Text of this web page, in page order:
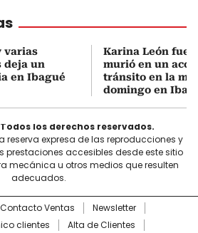
varias
deja un
en Ibagué
Karina León fue
murió en un
tránsito en la
domingo en
Todos los derechos reservados.
reserva expresa de las reproducciones y
prestaciones accesibles desde este sitio
mecánica u otros medios que resulten
adecuados.
Contacto Ventas
Newsletter
clientes
Alta de Clientes